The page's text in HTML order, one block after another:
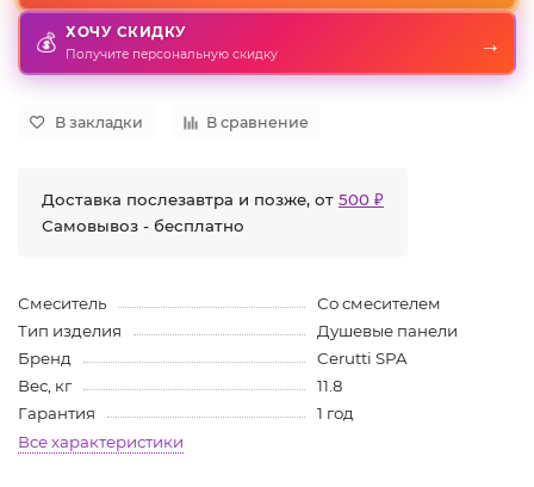
💰 ХОЧУ СКИДКУ
Получите персональную скидку →
В закладки В сравнение
Доставка послезавтра и позже, от 500 ₽
Самовывоз - бесплатно
Смеситель
Со смесителем
Тип изделия
Душевые панели
Бренд
Cerutti SPA
Вес, кг
11.8
Гарантия
1 год
Все характеристики